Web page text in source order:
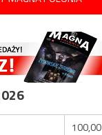
100,00